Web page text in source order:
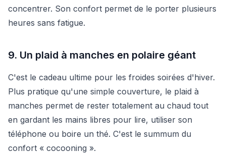
concentrer. Son confort permet de le porter plusieurs
heures sans fatigue.
9. Un plaid à manches en polaire géant
C'est le cadeau ultime pour les froides soirées d'hiver.
Plus pratique qu'une simple couverture, le plaid à
manches permet de rester totalement au chaud tout
en gardant les mains libres pour lire, utiliser son
téléphone ou boire un thé. C'est le summum du
confort « cocooning ».